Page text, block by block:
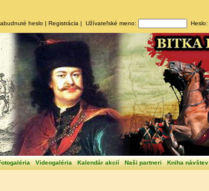
heslo| Registrácia | Užívateľské meno: Heslo:
Videogaléria Kalendár akcií Naši partneri Kniha návštev